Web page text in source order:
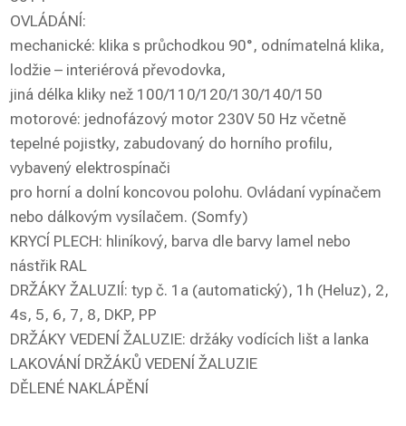
OVLÁDÁNÍ:
mechanické: klika s průchodkou 90°, odnímatelná klika,
lodžie – interiérová převodovka,
jiná délka kliky než 100/110/120/130/140/150
motorové: jednofázový motor 230V 50 Hz včetně
tepelné pojistky, zabudovaný do horního profilu,
vybavený elektrospínači
pro horní a dolní koncovou polohu. Ovládaní vypínačem
nebo dálkovým vysílačem. (Somfy)
KRYCÍ PLECH: hliníkový, barva dle barvy lamel nebo
nástřik RAL
DRŽÁKY ŽALUZIÍ: typ č. 1a (automatický), 1h (Heluz), 2,
4s, 5, 6, 7, 8, DKP, PP
DRŽÁKY VEDENÍ ŽALUZIE: držáky vodících lišt a lanka
LAKOVÁNÍ DRŽÁKŮ VEDENÍ ŽALUZIE
DĚLENÉ NAKLÁPĚNÍ